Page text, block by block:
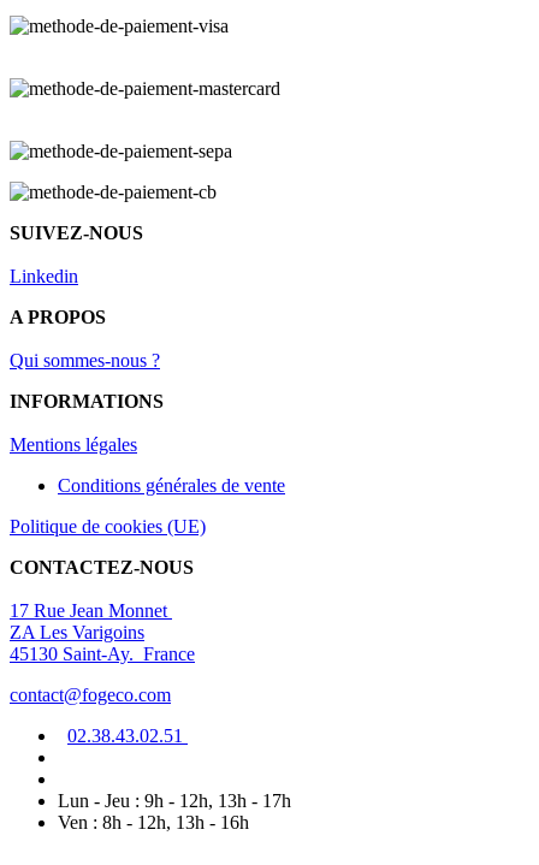
SUIVEZ-NOUS
Linkedin
A PROPOS
Qui sommes-nous ?
INFORMATIONS
Mentions légales
Conditions générales de vente
Politique de cookies (UE)
CONTACTEZ-NOUS
17 Rue Jean Monnet
ZA Les Varigoins
45130 Saint-Ay. France
contact@fogeco.com
02.38.43.02.51
Lun - Jeu : 9h - 12h, 13h - 17h
Ven : 8h - 12h, 13h - 16h